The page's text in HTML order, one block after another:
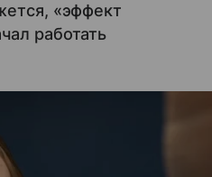
«эффект
работать